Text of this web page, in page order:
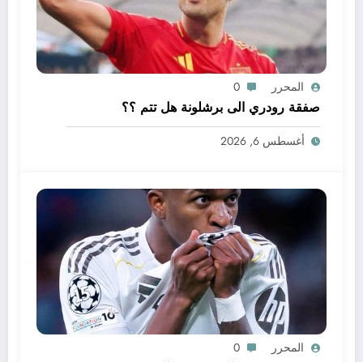
المحرر 0
صفقة رودري الى برشلونة هل تتم ؟؟
أغسطس 6, 2026
المحرر 0